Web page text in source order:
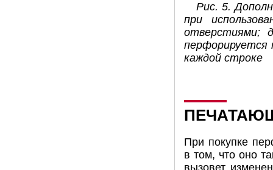
Рис. 5.
при
отверстиями;
перфорируется
каждой строке
При покупке
в том, что оно
вызовет